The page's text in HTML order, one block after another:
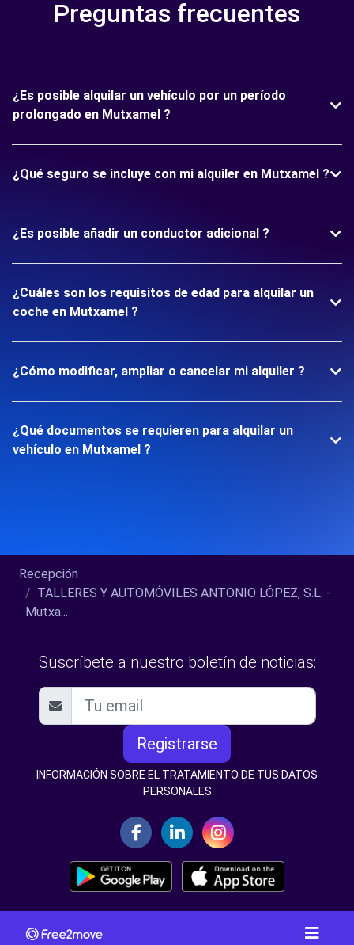
Preguntas frecuentes
¿Es posible alquilar un vehículo por un período
prolongado en Mutxamel ?
¿Qué seguro se incluye con mi alquiler en Mutxamel ?
¿Es posible añadir un conductor adicional ?
¿Cuáles son los requisitos de edad para alquilar un
coche en Mutxamel ?
¿Cómo modificar, ampliar o cancelar mi alquiler ?
¿Qué documentos se requieren para alquilar un
vehículo en Mutxamel ?
Recepción
TALLERES Y AUTOMÓVILES ANTONIO LÓPEZ, S.L. -
Mutxa...
Suscríbete a nuestro boletín de noticias:
Registrarse
INFORMACIÓN SOBRE EL TRATAMIENTO DE TUS DATOS
PERSONALES